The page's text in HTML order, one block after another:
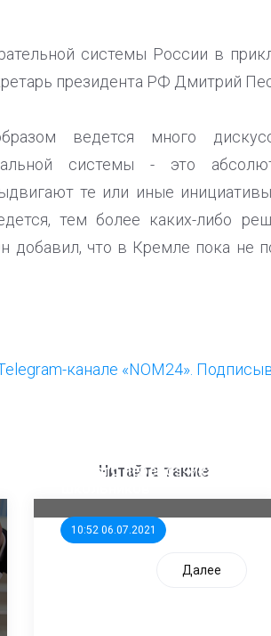
системы России в
президента РФ Дмитрий
ведется много
системы - это
те или иные
тем более каких-либо
добавил, что в Кремле пока не
канале «NOM24».
Читайте также
10:52 06.07.2021
единого перевозчика для
Далее